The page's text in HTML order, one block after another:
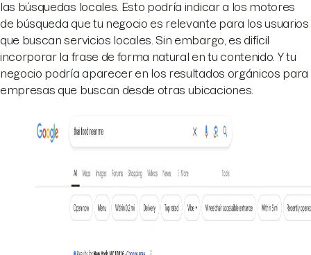
las búsquedas locales. Esto podría indicar a los motores
de búsqueda que tu negocio es relevante para los usuarios
que buscan servicios locales. Sin embargo, es difícil
incorporar la frase de forma natural en tu contenido. Y tu
negocio podría aparecer en los resultados orgánicos para
empresas que buscan desde otras ubicaciones.